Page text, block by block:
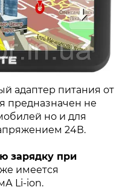
адаптер питания от
предназначен не
но и для
24В.
зарядку при
же имеется
Li-ion.